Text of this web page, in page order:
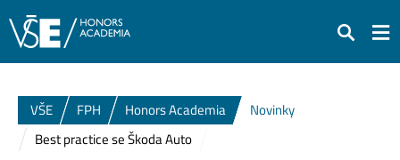
Hledat
VŠE FPH Honors Academia
Novinky
Best practice se Škoda Auto